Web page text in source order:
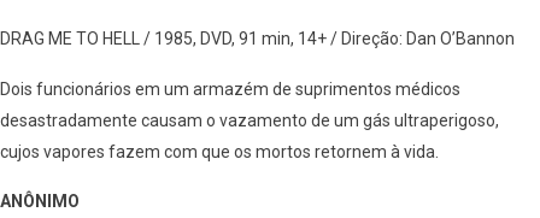
DRAG ME TO HELL / 1985, DVD, 91 min, 14+ / Direção: Dan O’Bannon
Dois funcionários em um armazém de suprimentos médicos
desastradamente causam o vazamento de um gás ultraperigoso,
cujos vapores fazem com que os mortos retornem à vida.
ANÔNIMO